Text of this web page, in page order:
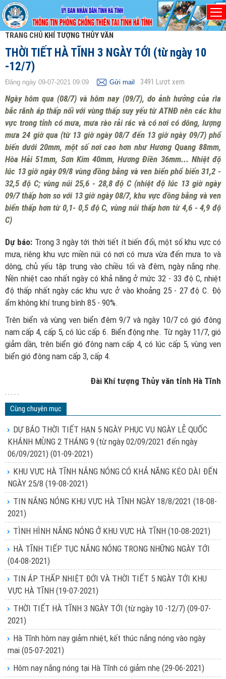
TRANG CHỦ KHÍ TƯỢNG THỦY VĂN
THỜI TIẾT HÀ TĨNH 3 NGÀY TỚI (từ ngày 10
-12/7)
Đăng ngày 09-07-2021 09:09 Gửi mail 3491 Lượt xem
Ngày hôm qua (08/7) và hôm nay (09/7), do ảnh hưởng của rìa
bắc rãnh áp thấp nối với vùng thấp suy yếu từ ATNĐ nên các khu
vực trong tỉnh có mưa, mưa rào rải rác và có nơi có dông, lượng
mưa 24 giờ qua (từ 13 giờ ngày 08/7 đến 13 giờ ngày 09/7) phổ
biến dưới 20mm, một số nơi cao hơn như Hương Quang 88mm,
Hòa Hải 51mm, Sơn Kim 40mm, Hương Điền 36mm... Nhiệt độ
lúc 13 giờ ngày 09/8 vùng đồng bằng và ven biển phổ biến 31,2 -
32,5 độ C; vùng núi 25,6 - 28,8 độ C (nhiệt độ lúc 13 giờ ngày
09/7 thấp hơn so với 13 giờ ngày 08/7, khu vực đồng bằng và ven
biển thấp hơn từ 0,1- 0,5 độ C, vùng núi thấp hơn từ 4,6 - 4,9 độ
C)
Dự báo: Trong 3 ngày tới thời tiết ít biến đổi, một số khu vực có
mưa, riêng khu vực miền núi có nơi có mưa vừa đến mưa to và
dông, chủ yếu tập trung vào chiều tối và đêm, ngày nắng nhẹ.
Nền nhiệt cao nhất ngày có khả năng ở mức 32 - 33 độ C, nhiệt
độ thấp nhất ngày các khu vực ở vào khoảng 25 - 27 độ C. Độ
ẩm không khí trung bình 85 - 90%.
Trên biển và vùng ven biển đêm 9/7 và ngày 10/7 có gió đông
nam cấp 4, cấp 5, có lúc cấp 6. Biển động nhẹ. Từ ngày 11/7, gió
giảm dần, trên biển gió đông nam cấp 4, có lúc cấp 5, vùng ven
biển gió đông nam cấp 3, cấp 4.
Đài Khí tượng Thủy văn tỉnh Hà Tĩnh
. . . . .
Cùng chuyên mục
DỰ BÁO THỜI TIẾT HẠN 5 NGÀY PHỤC VỤ NGÀY LỄ QUỐC
KHÁNH MÙNG 2 THÁNG 9 (từ ngày 02/09/2021 đến ngày
06/09/2021) (01-09-2021)
KHU VỰC HÀ TĨNH NẮNG NÓNG CÓ KHẢ NĂNG KÉO DÀI ĐẾN
NGÀY 25/8 (19-08-2021)
TIN NẮNG NÓNG KHU VỰC HÀ TĨNH NGÀY 18/8/2021 (18-08-
2021)
TÌNH HÌNH NẮNG NÓNG Ở KHU VỰC HÀ TĨNH (10-08-2021)
HÀ TĨNH TIẾP TỤC NẮNG NÓNG TRONG NHỮNG NGÀY TỚI
(04-08-2021)
TIN ÁP THẤP NHIỆT ĐỚI VÀ THỜI TIẾT 5 NGÀY TỚI KHU
VỰC HÀ TĨNH (19-07-2021)
THỜI TIẾT HÀ TĨNH 3 NGÀY TỚI (từ ngày 10 -12/7) (09-07-
2021)
Hà Tĩnh hôm nay giảm nhiệt, kết thúc nắng nóng vào ngày
mai (05-07-2021)
Hôm nay nắng nóng tại Hà Tĩnh có giảm nhẹ (29-06-2021)